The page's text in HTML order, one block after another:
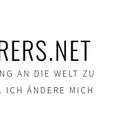
AN DIE WELT ZU
ÄNDERE MICH